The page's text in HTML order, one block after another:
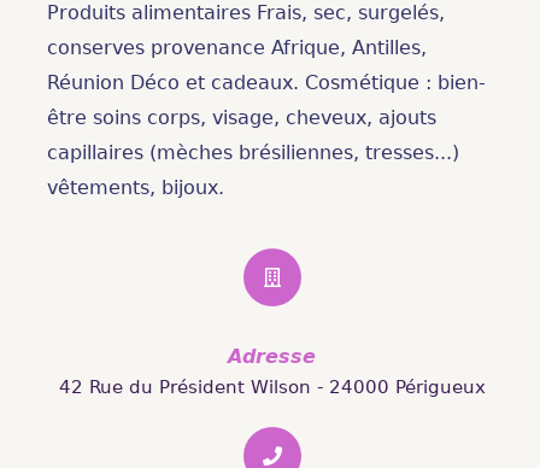
Produits alimentaires Frais, sec, surgelés,
conserves provenance Afrique, Antilles,
Réunion Déco et cadeaux. Cosmétique : bien-
être soins corps, visage, cheveux, ajouts
capillaires (mèches brésiliennes, tresses...)
vêtements, bijoux.
Adresse
42 Rue du Président Wilson - 24000 Périgueux